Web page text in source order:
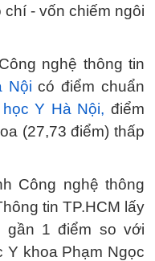
- vốn chiếm ngôi
nghệ thông tin
Nội có điểm chuẩn
Y Hà Nội, điểm
(27,73 điểm) thấp
Công nghệ thông
tin TP.HCM lấy
gần 1 điểm so với
Y khoa Phạm Ngọc